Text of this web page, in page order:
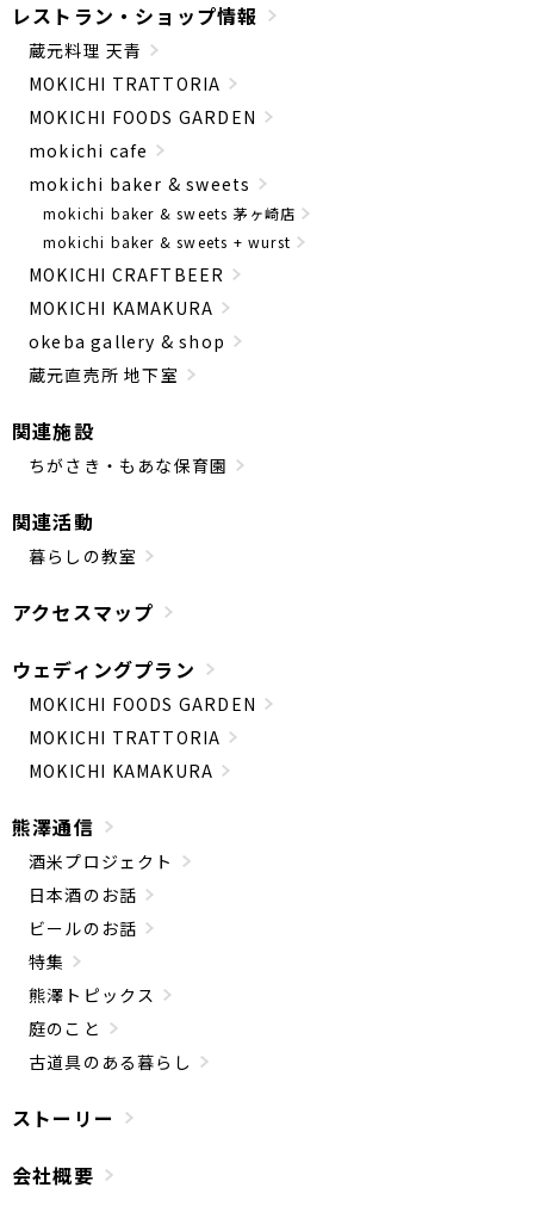
レストラン・ショップ情報
蔵元料理 天青
MOKICHI TRATTORIA
MOKICHI FOODS GARDEN
mokichi cafe
mokichi baker & sweets
mokichi baker & sweets 茅ヶ崎店
mokichi baker & sweets + wurst
MOKICHI CRAFTBEER
MOKICHI KAMAKURA
okeba gallery & shop
蔵元直売所 地下室
関連施設
ちがさき・もあな保育園
関連活動
暮らしの教室
アクセスマップ
ウェディングプラン
MOKICHI FOODS GARDEN
MOKICHI TRATTORIA
MOKICHI KAMAKURA
熊澤通信
酒米プロジェクト
日本酒のお話
ビールのお話
特集
熊澤トピックス
庭のこと
古道具のある暮らし
ストーリー
会社概要